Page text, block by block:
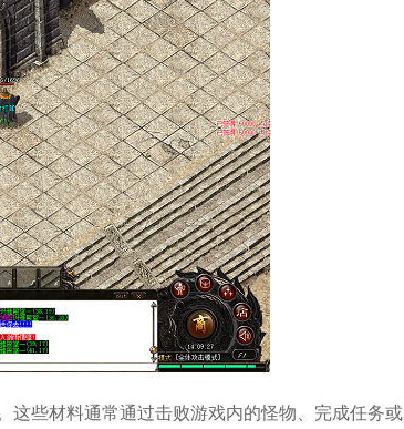
这些材料通常通过击败游戏内的怪物、完成任务或